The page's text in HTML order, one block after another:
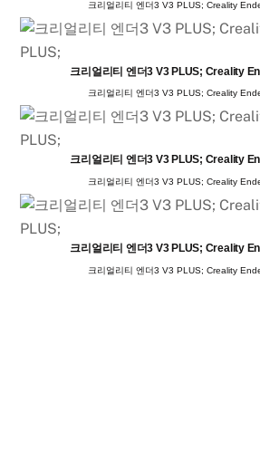
크리얼리티 엔더3 V3 PLUS; Creality
크리얼리티 엔더3 V3 PLUS; Creality
크리얼리티 엔더3 V3 PLUS; Creality
크리얼리티 엔더3 V3 PLUS; Creality
크리얼리티 엔더3 V3 PLUS; Creality
크리얼리티 엔더3 V3 PLUS; Creality
크리얼리티 엔더3 V3 PLUS; Creality